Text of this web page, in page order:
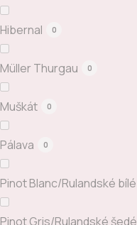
Hibernal 0
Müller Thurgau 0
Muškát 0
Pálava 0
Pinot Blanc/Rulandské bílé
Pinot Gris/Rulandské šedé